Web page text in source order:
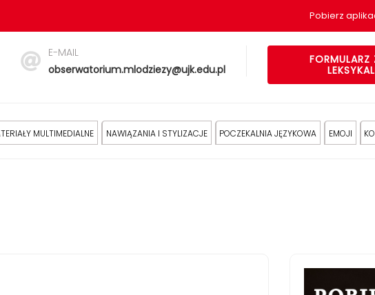
Pobierz
E-MAIL
obserwatorium.mlodziezy@ujk.edu.pl
FORMULARZ
MULTIMEDIALNE NAWIĄZANIA I STYLIZACJE POCZEKALNIA JĘZYKOWA EMOJI